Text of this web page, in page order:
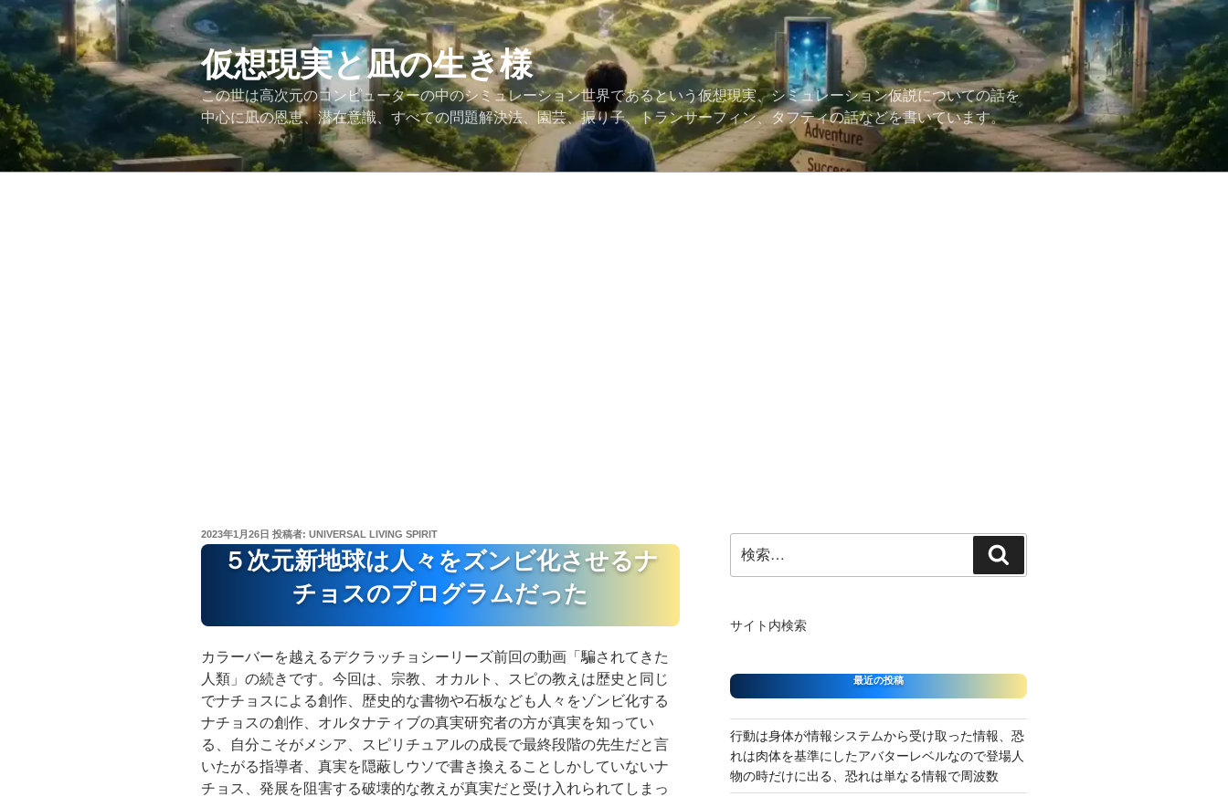
コ
テ
ン
ツ
へ
ス
仮想現実と凪の生き様
この世は高次元のコンピューターの中のシミュレーション世界であるという仮想現実、シミュレーション仮説についての話を
中心に凪の恩恵、潜在意識、すべての問題解決法、園芸、振り子、トランサーフィン、タフティの話などを書いています。
投
稿
2023年1月26日 投稿者: UNIVERSAL LIVING SPIRIT
５次元新地球は人々をズンビ化させるナ
チョスのプログラムだった
カラーバーを越えるデクラッチョシーリーズ前回の動画「騙されてきた
人類」の続きです。今回は、宗教、オカルト、スピの教えは歴史と同じ
でナチョスによる創作、歴史的な書物や石板なども人々をゾンビ化する
ナチョスの創作、オルタナティブの真実研究者の方が真実を知ってい
る、自分こそがメシア、スピリチュアルの成長で最終段階の先生だと言
いたがる指導者、真実を隠蔽しウソで書き換えることしかしていないナ
チョス、発展を阻害する破壊的な教えが真実だと受け入れられてしまっ
索:
索
サイト内検索
最近の投稿
行動は身体が情報システムから受け取った情報、恐
れは肉体を基準にしたアバターレベルなので登場人
物の時だけに出る、恐れは単なる情報で周波数